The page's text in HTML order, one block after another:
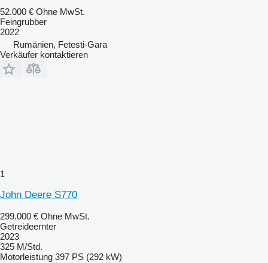
52.000 € Ohne MwSt.
Feingrubber
2022
Rumänien, Fetesti-Gara
Verkäufer kontaktieren
1
John Deere S770
299.000 € Ohne MwSt.
Getreideernter
2023
325 M/Std.
Motorleistung 397 PS (292 kW)